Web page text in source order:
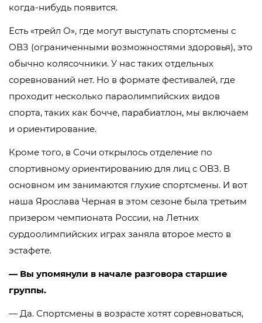
когда-нибудь появится.
Есть «трейл О», где могут выступать спортсмены с
ОВЗ (ограниченными возможностями здоровья), это
обычно колясочники. У нас таких отдельных
соревнований нет. Но в формате фестивалей, где
проходит несколько параолимпийских видов
спорта, таких как бочче, парабиатлон, мы включаем
и ориентирование.
Кроме того, в Сочи открылось отделение по
спортивному ориентированию для лиц с ОВЗ. В
основном им занимаются глухие спортсмены. И вот
наша Ярослава Черная в этом сезоне была третьим
призером чемпионата России, на Летних
сурдоолимпийских играх заняла второе место в
эстафете.
— Вы упомянули в начале разговора старшие
группы.
— Да. Спортсмены в возрасте хотят соревноваться,